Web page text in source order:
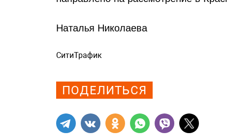
Наталья Николаева
СитиТрафик
ПОДЕЛИТЬСЯ